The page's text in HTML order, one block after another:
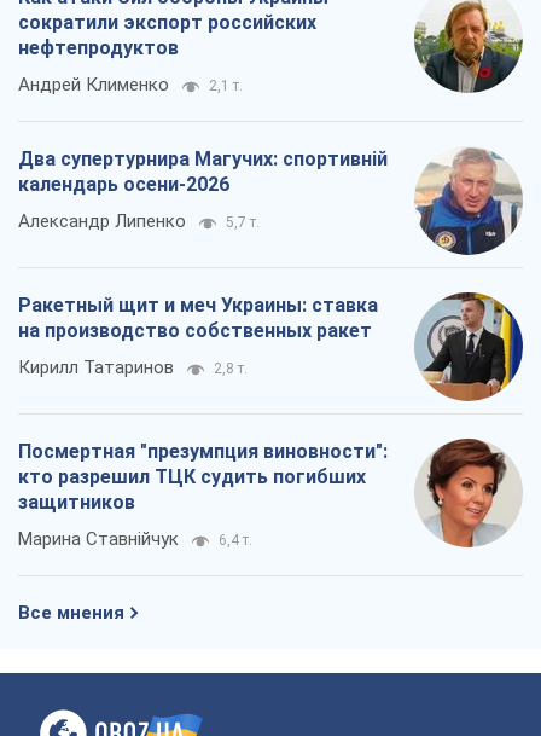
сократили экспорт российских
нефтепродуктов
Андрей Клименко 2,1 т.
Два супертурнира Магучих: спортивній
календарь осени-2026
Александр Липенко 5,7 т.
Ракетный щит и меч Украины: ставка
на производство собственных ракет
Кирилл Татаринов 2,8 т.
Посмертная "презумпция виновности":
кто разрешил ТЦК судить погибших
защитников
Марина Ставнійчук 6,4 т.
Все мнения